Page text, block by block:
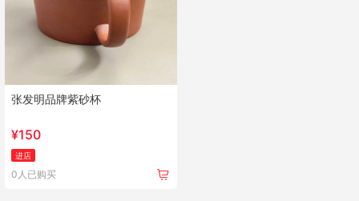
张发明品牌紫砂杯
¥150
进店
0人已购买